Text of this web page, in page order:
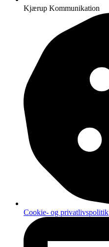
Kjærup Kommunikation
Cookie- og privatlivspolitik